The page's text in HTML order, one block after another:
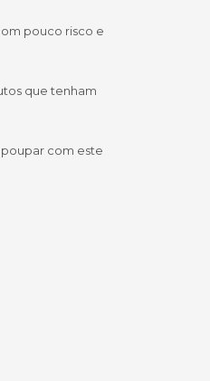
pouco risco e
que tenham
com este